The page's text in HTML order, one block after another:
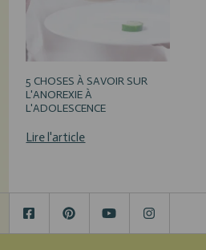
5 CHOSES À SAVOIR SUR
L'ANOREXIE À
L'ADOLESCENCE
Lire l'article